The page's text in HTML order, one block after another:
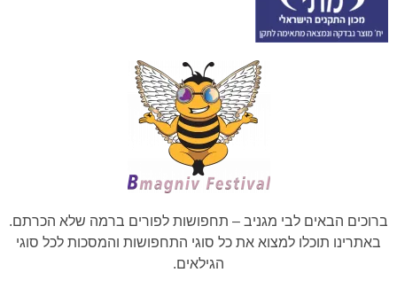
ברוכים הבאים לבי מגניב – תחפושות לפורים ברמה שלא הכרתם.
באתרינו תוכלו למצוא את כל סוגי התחפושות והמסכות לכל סוגי
הגילאים.